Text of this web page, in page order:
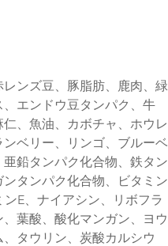
ンズ豆、豚脂肪、鹿肉、緑
エンドウ豆タンパク、牛
、魚油、カボチャ、ホウレ
ベリー、リンゴ、ブルーベ
鉛タンパク化合物、鉄タン
タンパク化合物、ビタミン
E、ナイアシン、リボフラ
葉酸、酸化マンガン、ヨウ
タウリン、炭酸カルシウ